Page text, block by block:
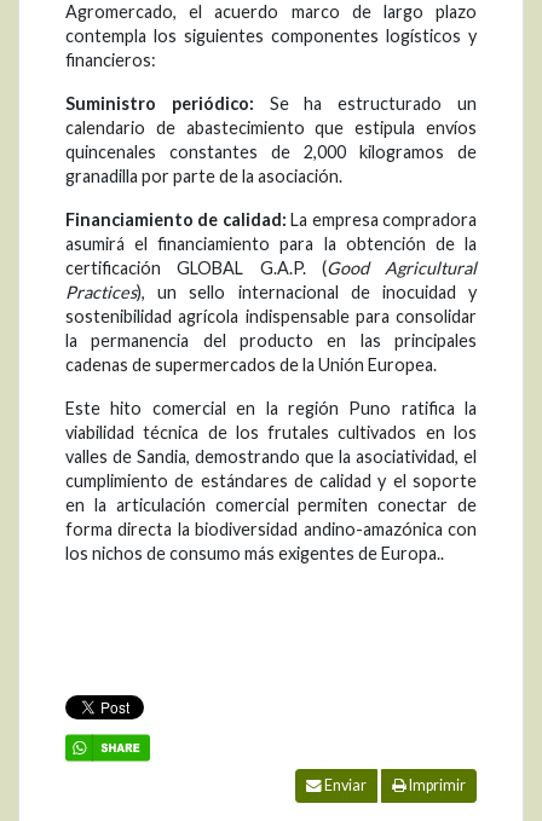
Agromercado, el acuerdo marco de largo plazo
contempla los siguientes componentes logísticos y
financieros:
Suministro periódico: Se ha estructurado un
calendario de abastecimiento que estipula envíos
quincenales constantes de 2,000 kilogramos de
granadilla por parte de la asociación.
Financiamiento de calidad: La empresa compradora
asumirá el financiamiento para la obtención de la
certificación GLOBAL G.A.P. (Good Agricultural
Practices), un sello internacional de inocuidad y
sostenibilidad agrícola indispensable para consolidar
la permanencia del producto en las principales
cadenas de supermercados de la Unión Europea.
Este hito comercial en la región Puno ratifica la
viabilidad técnica de los frutales cultivados en los
valles de Sandia, demostrando que la asociatividad, el
cumplimiento de estándares de calidad y el soporte
en la articulación comercial permiten conectar de
forma directa la biodiversidad andino-amazónica con
los nichos de consumo más exigentes de Europa..
Enviar Imprimir